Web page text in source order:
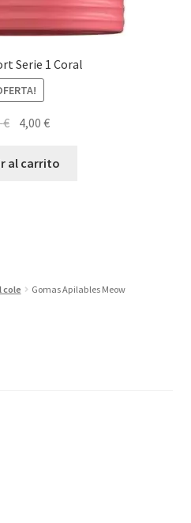
Serie 1 Coral
€ El
original
4,00€El
actual
al carrito
cole Gomas Apilables Meow